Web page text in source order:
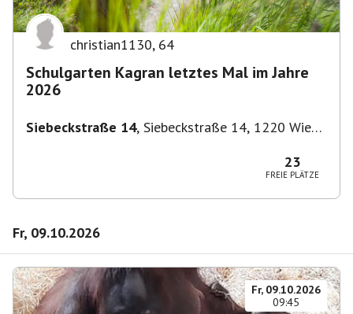
christian1130, 64
Schulgarten Kagran letztes Mal im Jahre
2026
Siebeckstraße 14, Siebeckstraße 14, 1220 Wien,
23
FREIE PLÄTZE
Fr, 09.10.2026
Fr, 09.10.2026
09:45